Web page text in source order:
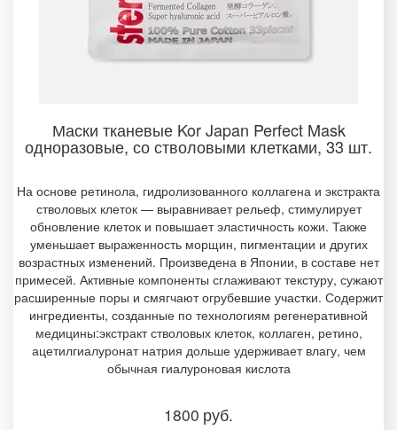
Маски тканевые Kor Japan Perfect Mask
одноразовые, со стволовыми клетками, 33 шт.
На основе ретинола, гидролизованного коллагена и экстракта
стволовых клеток — выравнивает рельеф, стимулирует
обновление клеток и повышает эластичность кожи. Также
уменьшает выраженность морщин, пигментации и других
возрастных изменений. Произведена в Японии, в составе нет
примесей. Активные компоненты сглаживают текстуру, сужают
расширенные поры и смягчают огрубевшие участки. Содержит
ингредиенты, созданные по технологиям регенеративной
медицины:экстракт стволовых клеток, коллаген, ретино,
ацетилгиалуронат натрия дольше удерживает влагу, чем
обычная гиалуроновая кислота
1800 руб.